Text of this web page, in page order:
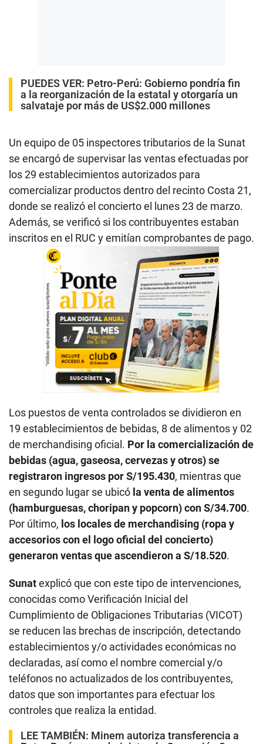
PUEDES VER: Petro-Perú: Gobierno pondría fin
a la reorganización de la estatal y otorgaría un
salvataje por más de US$2.000 millones
Un equipo de 05 inspectores tributarios de la Sunat
se encargó de supervisar las ventas efectuadas por
los 29 establecimientos autorizados para
comercializar productos dentro del recinto Costa 21,
donde se realizó el concierto el lunes 23 de marzo.
Además, se verificó si los contribuyentes estaban
inscritos en el RUC y emitían comprobantes de pago.
Los puestos de venta controlados se dividieron en
19 establecimientos de bebidas, 8 de alimentos y 02
de merchandising oficial. Por la comercialización de
bebidas (agua, gaseosa, cervezas y otros) se
registraron ingresos por S/195.430, mientras que
en segundo lugar se ubicó la venta de alimentos
(hamburguesas, choripan y popcorn) con S/34.700.
Por último, los locales de merchandising (ropa y
accesorios con el logo oficial del concierto)
generaron ventas que ascendieron a S/18.520.
Sunatexplicó que con este tipo de intervenciones,
conocidas como Verificación Inicial del
Cumplimiento de Obligaciones Tributarias (VICOT)
se reducen las brechas de inscripción, detectando
establecimientos y/o actividades económicas no
declaradas, así como el nombre comercial y/o
teléfonos no actualizados de los contribuyentes,
datos que son importantes para efectuar los
controles que realiza la entidad.
LEE TAMBIÉN: Minem autoriza transferencia a